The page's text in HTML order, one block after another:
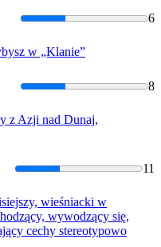
6
w „Klanie”
8
z Azji nad Dunaj,
11
wieśniacki w
wywodzący się,
cechy stereotypowo